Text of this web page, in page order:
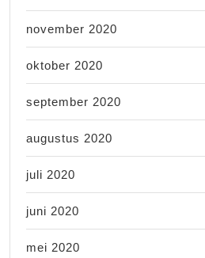
november 2020
oktober 2020
september 2020
augustus 2020
juli 2020
juni 2020
mei 2020